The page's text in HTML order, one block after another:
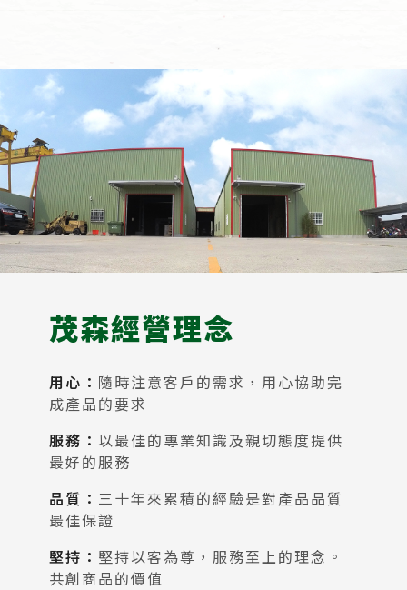
茂森經營理念
用心： 隨時注意客戶的需求，用心協助完
成產品的要求
服務： 以最佳的專業知識及親切態度提供
最好的服務
品質： 三十年來累積的經驗是對產品品質
最佳保證
堅持： 堅持以客為尊，服務至上的理念。
共創商品的價值